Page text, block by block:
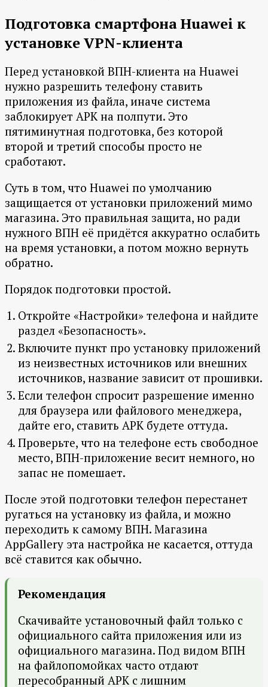
Подготовка смартфона Huawei к
установке VPN-клиента
Перед установкой ВПН-клиента на Huawei
нужно разрешить телефону ставить
приложения из файла, иначе система
заблокирует APK на полпути. Это
пятиминутная подготовка, без которой
второй и третий способы просто не
сработают.
Суть в том, что Huawei по умолчанию
защищается от установки приложений мимо
магазина. Это правильная защита, но ради
нужного ВПН её придётся аккуратно ослабить
на время установки, а потом можно вернуть
обратно.
Порядок подготовки простой.
Откройте «Настройки» телефона и найдите
раздел «Безопасность».
Включите пункт про установку приложений
из неизвестных источников или внешних
источников, название зависит от прошивки.
Если телефон спросит разрешение именно
для браузера или файлового менеджера,
дайте его, ставить APK будете оттуда.
Проверьте, что на телефоне есть свободное
место, ВПН-приложение весит немного, но
запас не помешает.
После этой подготовки телефон перестанет
ругаться на установку из файла, и можно
переходить к самому ВПН. Магазина
AppGallery эта настройка не касается, оттуда
всё ставится как обычно.
Рекомендация
Скачивайте установочный файл только с
официального сайта приложения или из
официального магазина. Под видом ВПН
на файлопомойках часто отдают
пересобранный APK с лишним